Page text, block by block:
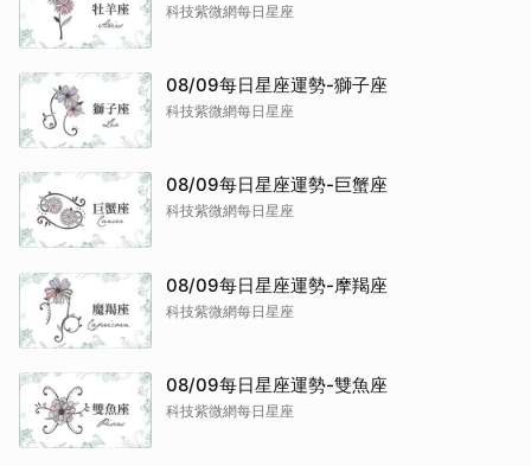
科技紫微網每日星座
08/09每日星座運勢-獅子座
科技紫微網每日星座
08/09每日星座運勢-巨蟹座
科技紫微網每日星座
08/09每日星座運勢-摩羯座
科技紫微網每日星座
08/09每日星座運勢-雙魚座
科技紫微網每日星座